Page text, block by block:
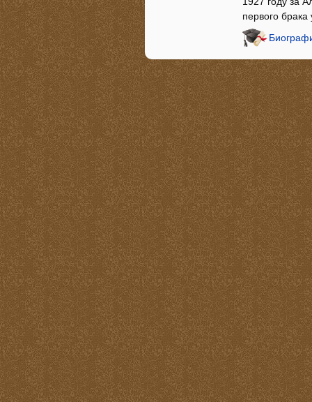
первого